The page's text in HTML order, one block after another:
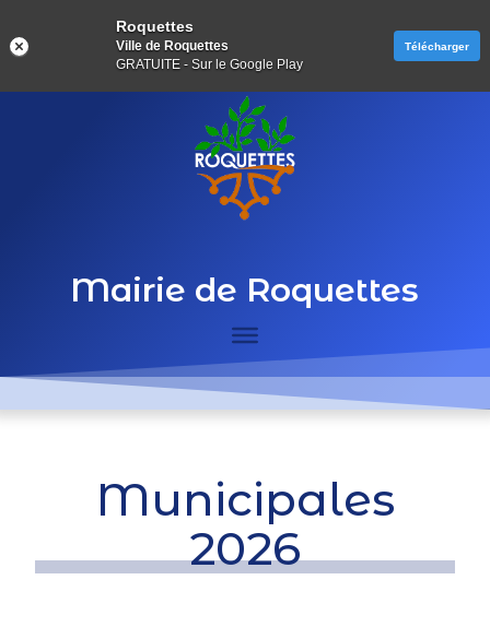
Mairie de Roquettes
Municipales
2026
Roquettes
Ville de Roquettes
GRATUITE - Sur le Google Play
Télécharger